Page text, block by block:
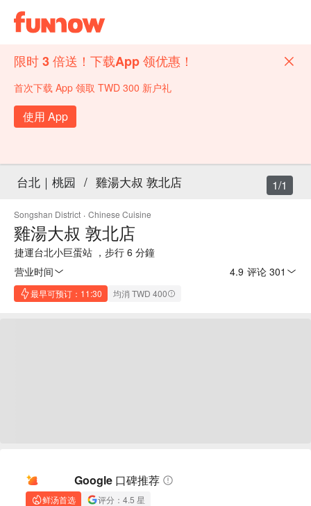
限时 3 倍送！下载App 领优惠！
首次下载 App 领取 TWD 300 新户礼
使用 App
台北｜桃园 / 雞湯大叔 敦北店
Songshan District · Chinese Cuisine
雞湯大叔 敦北店
捷運台北小巨蛋站 ，步行 6 分鐘
营业时间
4.9 评论 301
最早可预订：11:30 均消 TWD 400
1/1
Google 口碑推荐
鲜汤首选 评分：4.5 星